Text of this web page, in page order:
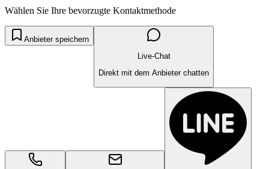
Wählen Sie Ihre bevorzugte Kontaktmethode
Anbieter speichern
Live-Chat
Direkt mit dem Anbieter chatten